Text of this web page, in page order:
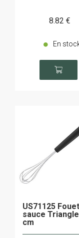
8.82 €
En
US71125
sauce
cm